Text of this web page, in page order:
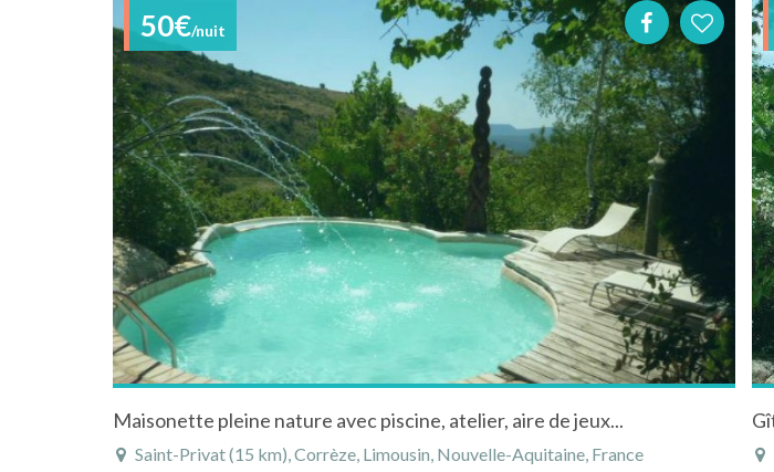
50€/nuit
Maisonette pleine nature avec piscine, atelier, aire de jeux...
Saint-Privat (15 km), Corrèze, Limousin, Nouvelle-Aquitaine, France